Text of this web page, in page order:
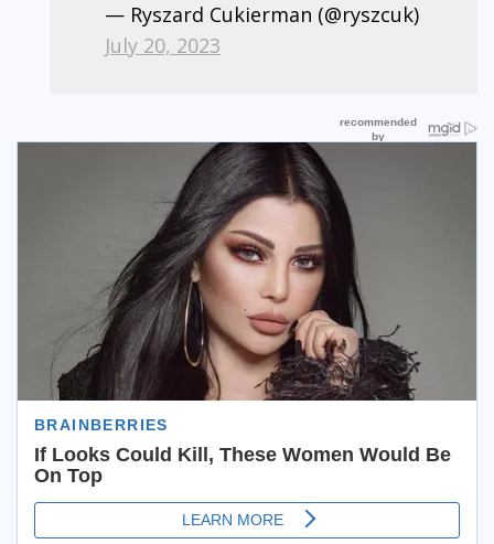
— Ryszard Cukierman (@ryszcuk)
July 20, 2023